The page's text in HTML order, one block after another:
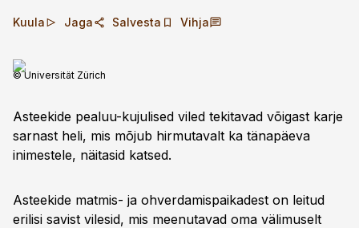
Kuula Jaga Salvesta Vihja
© Universität Zürich
Asteekide pealuu-kujulised viled tekitavad võigast karje
sarnast heli, mis mõjub hirmutavalt ka tänapäeva
inimestele, näitasid katsed.
Asteekide matmis- ja ohverdamispaikadest on leitud
erilisi savist vilesid, mis meenutavad oma välimuselt